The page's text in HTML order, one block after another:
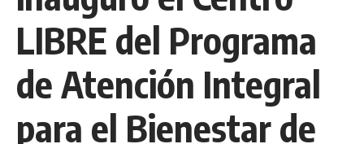
LIBRE del Programa
de Atención Integral
para el Bienestar de